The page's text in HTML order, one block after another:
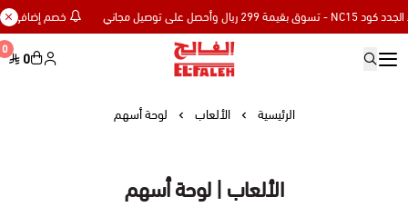
خصم إضافي 15% للعملاء الجدد كود NC15 - تسوق بقيمة 299 ريال وأحصل على توصيل مجاني
0 0
الرئيسية الألعاب لوحة أسهم
الألعاب | لوحة أسهم